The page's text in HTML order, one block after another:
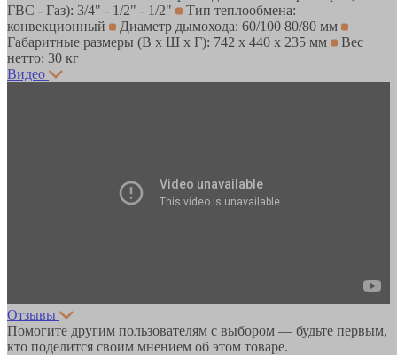
ГВС - Газ): 3/4" - 1/2" - 1/2"
Тип теплообмена:
конвекционный
Диаметр дымохода: 60/100 80/80 мм
Габаритные размеры (В x Ш x Г): 742 x 440 x 235 мм
Вес
нетто: 30 кг
Видео
Отзывы
Помогите другим пользователям с выбором — будьте первым,
кто поделится своим мнением об этом товаре.